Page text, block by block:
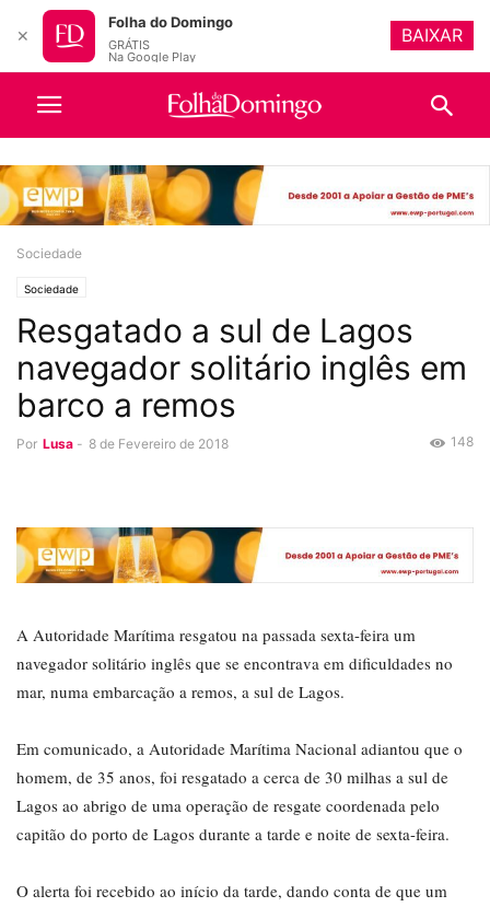
Sociedade
Sociedade
Resgatado a sul de Lagos
navegador solitário inglês em
barco a remos
Por Lusa - 8 de Fevereiro de 2018 148
A Autoridade Marítima resgatou na passada sexta-feira um
navegador solitário inglês que se encontrava em dificuldades no
mar, numa embarcação a remos, a sul de Lagos.
Em comunicado, a Autoridade Marítima Nacional adiantou que o
homem, de 35 anos, foi resgatado a cerca de 30 milhas a sul de
Lagos ao abrigo de uma operação de resgate coordenada pelo
capitão do porto de Lagos durante a tarde e noite de sexta-feira.
O alerta foi recebido ao início da tarde, dando conta de que um
✕
Folha do Domingo
GRÁTIS
Na Google Play
BAIXAR